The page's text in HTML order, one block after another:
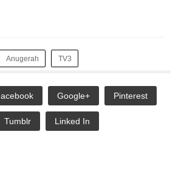
Anugerah TV3
Google+ Pinterest
Tumblr Linked In